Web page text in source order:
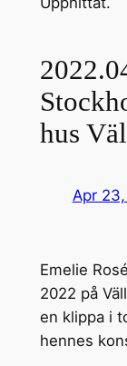
hus
Apr
Emelie
2022 på
en klippa i
hennes